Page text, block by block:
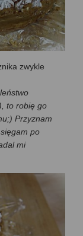
zwykle
to robię go
Przyznam
po
mi